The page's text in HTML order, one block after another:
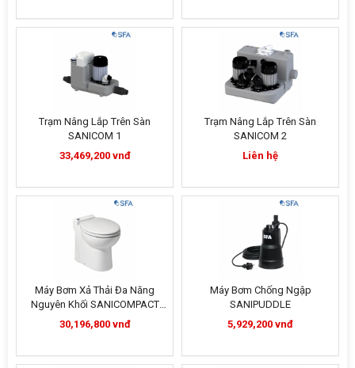
Trạm Nâng Lắp Trên Sàn
SANICOM 1
33,469,200 vnđ
Trạm Nâng Lắp Trên Sàn
SANICOM 2
Liên hệ
Máy Bơm Xả Thải Đa Năng
Nguyên Khối SANICOMPACT
PRO
30,196,800 vnđ
Máy Bơm Chống Ngập
SANIPUDDLE
5,929,200 vnđ